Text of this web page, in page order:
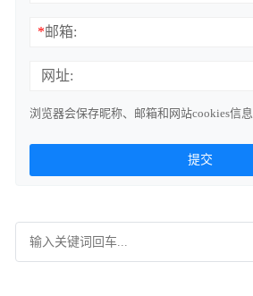
*邮箱:
网址:
浏览器会保存昵称、邮箱和网站cookies信